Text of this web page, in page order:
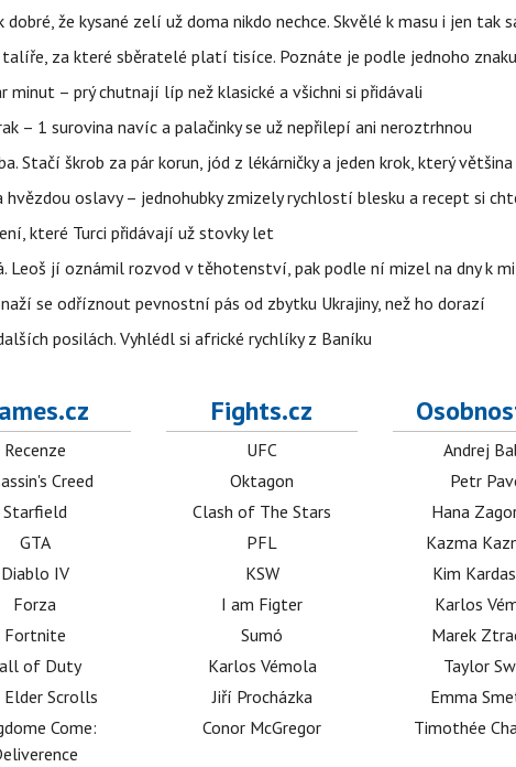
že kysané zelí už doma nikdo nechce. Skvělé k masu i jen tak
talíře, za které sběratelé platí tisíce. Poznáte je podle jednoho
minut – prý chutnají líp než klasické a všichni si přidávali
– 1 surovina navíc a palačinky se už nepřilepí ani neroztrhnou
Stačí škrob za pár korun, jód z lékárničky a jeden krok, který
oslavy – jednohubky zmizely rychlostí blesku a recept si
které Turci přidávají už stovky let
Leoš jí oznámil rozvod v těhotenství, pak podle ní mizel na dny k
se odříznout pevnostní pás od zbytku Ukrajiny, než ho dorazí
posilách. Vyhlédl si africké rychlíky z Baníku
Recenze
Creed
Starfield
GTA
Diablo IV
Forza
Fortnite
of Duty
Elder Scrolls
Come:
Fights.cz
UFC
Oktagon
Clash of The Stars
PFL
KSW
I am Figter
Sumó
Karlos Vémola
Jiří Procházka
Conor McGregor
Andrej
Petr
Hana
Kazma
Kim
Karlos
Marek
Taylor
Emma
Timothée